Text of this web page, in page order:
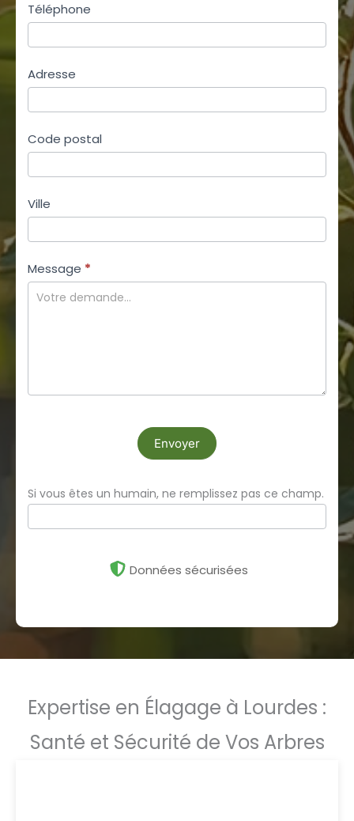
Téléphone
Adresse
Code postal
Ville
Message *
Envoyer
Si vous êtes un humain, ne remplissez pas ce champ.
Données sécurisées
Expertise en Élagage à Lourdes :
Santé et Sécurité de Vos Arbres